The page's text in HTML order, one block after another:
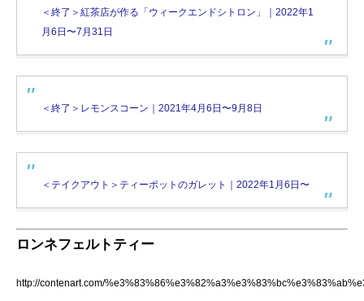
＜終了＞紅茶店が作る「ウィークエンドシトロン」｜2022年1
月6日〜7月31日
＜終了＞レモンスコーン｜2021年4月6日〜9月8日
＜テイクアウト＞ティーポットのガレット｜2022年1月6日〜
ロンネフェルトティー
http://contenart.com/